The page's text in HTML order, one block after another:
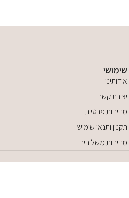
שימושי
אודותינו
יצירת קשר
מדיניות פרטיות
תקנון ותנאי שימוש
מדיניות משלוחים